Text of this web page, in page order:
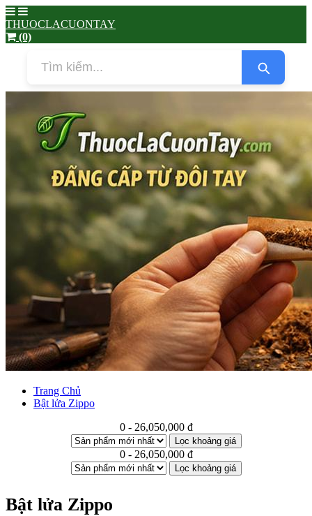
THUOCLACUONTAY
(0)
Trang Chủ
Bật lửa Zippo
0 - 26,050,000 đ
Lọc khoảng giá
0 - 26,050,000 đ
Lọc khoảng giá
Bật lửa Zippo